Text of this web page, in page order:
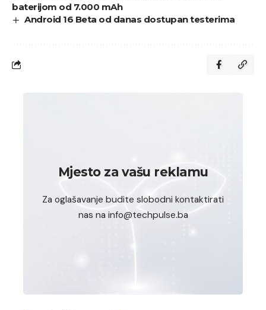
baterijom od 7.000 mAh
Android 16 Beta od danas dostupan testerima
Mjesto za vašu reklamu
Za oglašavanje budite slobodni kontaktirati
nas na info@techpulse.ba